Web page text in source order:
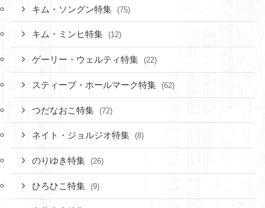
キム・ソングン特集 (75)
キム・ミンヒ特集 (12)
ゲーリー・ウェルティ特集 (22)
スティーブ・ホールマーク特集 (62)
つだなおこ特集 (72)
ネイト・ジョルジオ特集 (8)
のりゆき特集 (26)
ひろひこ特集 (9)